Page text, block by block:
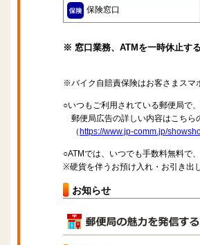
保険窓口
※ 窓口業務、ATMを一時休止す
※バイク自賠責保険はお客さまスマ
○いつもご利用されている郵便局で
郵便局広告の詳しい内容はこちら
（ https://www.jp-comm.jp/
○ATMでは、いつでも手数料無料で
※硬貨を伴うお預け入れ・お引き出
お知らせ